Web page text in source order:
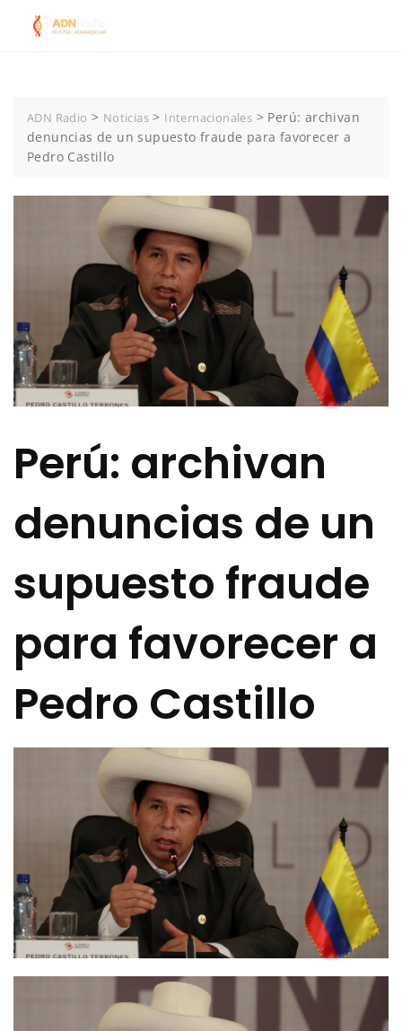
ADN Radio > Noticias > Internacionales > Perú: archivan
denuncias de un supuesto fraude para favorecer a
Pedro Castillo
Perú: archivan
denuncias de un
supuesto fraude
para favorecer a
Pedro Castillo